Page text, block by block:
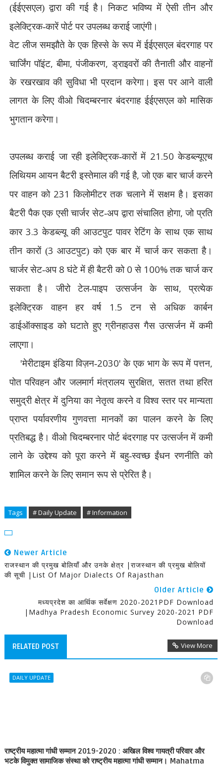
(ईईएसएल) द्वारा की गई है। निकट भविष्य में ऐसी तीन और
इलेक्ट्रिक-कारें पोर्ट पर उपलब्ध कराई जाएंगी।
वेट लीज समझौते के एक हिस्से के रूप में ईईएसएल बंदरगाह पर
चार्जिंग पॉइंट,बीमा,पंजीकरण,ड्राइवरों की तैनाती और वाहनों
के रखरखाव की सुविधा भी प्रदान करेगा। इस पर आने वाली
लागत के लिए वीओ चिदम्बरनार बंदरगाह ईईएसएल को मासिक
भुगतान करेगा।
उपलब्ध कराई जा रही इलेक्ट्रिक-कारों में 21.50 केडब्ल्यूएच
लिथियम आयन बैटरी इस्तेमाल की गई है,जो एक बार चार्ज करने
पर वाहन को 231 किलोमीटर तक चलाने में सक्षम है। इसका
बैटरी पैक एक एसी चार्जर सेट-अप द्वारा संचालित होगा,जो प्रति
कार3.3 केडब्ल्यू की आउटपुट पावर रेटिंग के साथ एक साथ
तीन कारों (3 आउटपुट) को एक बार में चार्ज कर सकता है।
चार्जर सेट-अप 8 घंटे में ही बैटरी को 0 से 100%तक चार्ज कर
सकता है। जीरो टेल-पाइप उत्सर्जन के साथ,प्रत्येक
इलेक्ट्रिक वाहन हर वर्ष 1.5 टन से अधिक कार्बन
डाईऑक्साइड को घटाते हुए ग्रीनहाउस गैस उत्सर्जन में कमी
लाएगा।
'मेरीटाइम इंडिया विज़न-2030'के एक भाग के रूप में पत्तन,
पोत परिवहन और जलमार्ग मंत्रालय सुरक्षित,सतत तथा हरित
समुद्री क्षेत्र में दुनिया का नेतृत्व करने व विश्व स्तर पर मान्यता
प्राप्त पर्यावरणीय गुणवत्ता मानकों का पालन करने के लिए
प्रतिबद्ध है। वीओ चिदम्बरनार पोर्ट बंदरगाह पर उत्सर्जन में कमी
लाने के उद्देश्य को पूरा करने में बहु-स्वच्छ ईंधन रणनीति को
शामिल करने के लिए समान रूप से प्रेरित है।
Tags # Daily Update # Information
Newer Article
राजस्थान की प्रमुख बोलियाँ और उनके क्षेत्र |राजस्थान की प्रमुख बोलियों
की सूची |List Of Major Dialects Of Rajasthan
Older Article
मध्‍यप्रदेश का आर्थिक सर्वेक्षण 2020-2021PDF Download
|Madhya Pradesh Economic Survey 2020-2021 PDF
Download
RELATED POST View More
DAILY UPDATE
राष्ट्रीय महात्मा गांधी सम्मान 2019-2020 : अखिल विश्व गायत्री परिवार और
भटके विमुक्त सामाजिक संस्था को राष्ट्रीय महात्मा गांधी सम्मान। Mahatma